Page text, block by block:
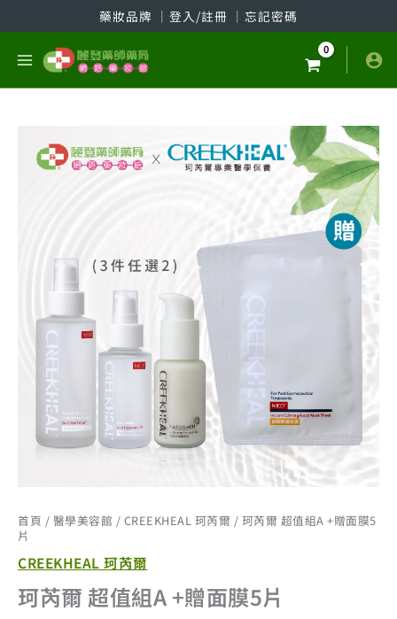
至
藥妝品牌 │ 登入/註冊 │ 忘記密碼
首頁 / 醫學美容館 / CREEKHEAL 珂芮爾 / 珂芮爾 超值組A +贈面膜5
片
CREEKHEAL 珂芮爾
珂芮爾 超值組A +贈面膜5片